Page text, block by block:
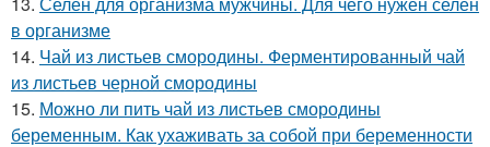
в организме
14. Чай из листьев смородины. Ферментированный чай
из листьев черной смородины
15. Можно ли пить чай из листьев смородины
беременным. Как ухаживать за собой при беременности